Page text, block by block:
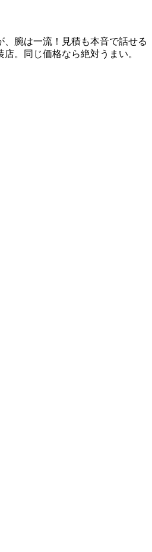
腕は一流！見積も本音で話せる
。同じ価格なら絶対うまい。